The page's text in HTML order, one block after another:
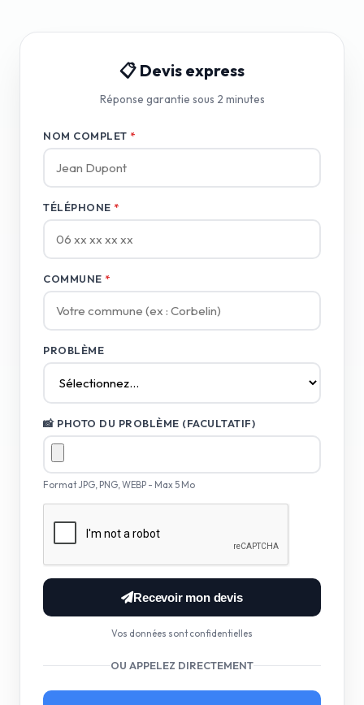
📋 Devis express
Réponse garantie sous 2 minutes
NOM COMPLET *
TÉLÉPHONE *
COMMUNE *
PROBLÈME
📸 PHOTO DU PROBLÈME (FACULTATIF)
Format JPG, PNG, WEBP - Max 5 Mo
Recevoir mon devis
Vos données sont confidentielles
OU APPELEZ DIRECTEMENT